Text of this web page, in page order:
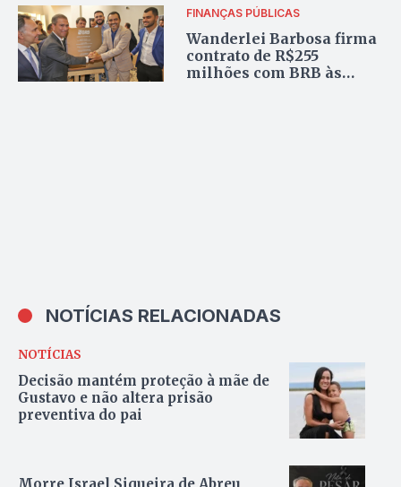
FINANÇAS PÚBLICAS
Wanderlei Barbosa firma
contrato de R$255
milhões com BRB às
NOTÍCIAS RELACIONADAS
NOTÍCIAS
Decisão mantém proteção à mãe de
Gustavo e não altera prisão
preventiva do pai